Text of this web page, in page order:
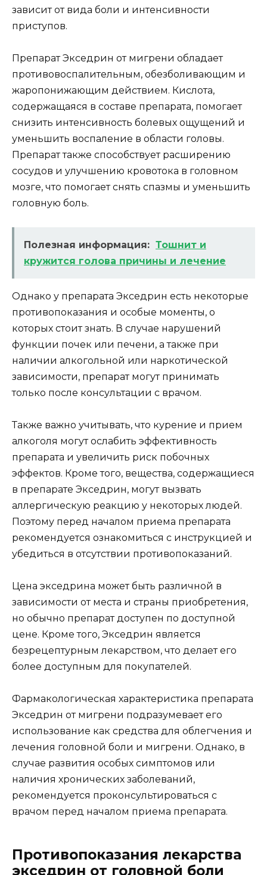
зависит от вида боли и интенсивности
приступов.
Препарат Экседрин от мигрени обладает
противовоспалительным, обезболивающим и
жаропонижающим действием. Кислота,
содержащаяся в составе препарата, помогает
снизить интенсивность болевых ощущений и
уменьшить воспаление в области головы.
Препарат также способствует расширению
сосудов и улучшению кровотока в головном
мозге, что помогает снять спазмы и уменьшить
головную боль.
Полезная информация: Тошнит и
кружится голова причины и лечение
Однако у препарата Экседрин есть некоторые
противопоказания и особые моменты, о
которых стоит знать. В случае нарушений
функции почек или печени, а также при
наличии алкогольной или наркотической
зависимости, препарат могут принимать
только после консультации с врачом.
Также важно учитывать, что курение и прием
алкоголя могут ослабить эффективность
препарата и увеличить риск побочных
эффектов. Кроме того, вещества, содержащиеся
в препарате Экседрин, могут вызвать
аллергическую реакцию у некоторых людей.
Поэтому перед началом приема препарата
рекомендуется ознакомиться с инструкцией и
убедиться в отсутствии противопоказаний.
Цена экседрина может быть различной в
зависимости от места и страны приобретения,
но обычно препарат доступен по доступной
цене. Кроме того, Экседрин является
безрецептурным лекарством, что делает его
более доступным для покупателей.
Фармакологическая характеристика препарата
Экседрин от мигрени подразумевает его
использование как средства для облегчения и
лечения головной боли и мигрени. Однако, в
случае развития особых симптомов или
наличия хронических заболеваний,
рекомендуется проконсультироваться с
врачом перед началом приема препарата.
Противопоказания лекарства
экседрин от головной боли